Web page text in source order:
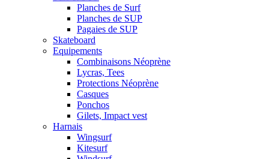
Planches de Surf
Planches de SUP
Pagaies de SUP
Skateboard
Equipements
Combinaisons Néoprène
Lycras, Tees
Protections Néoprène
Casques
Ponchos
Gilets, Impact vest
Harnais
Wingsurf
Kitesurf